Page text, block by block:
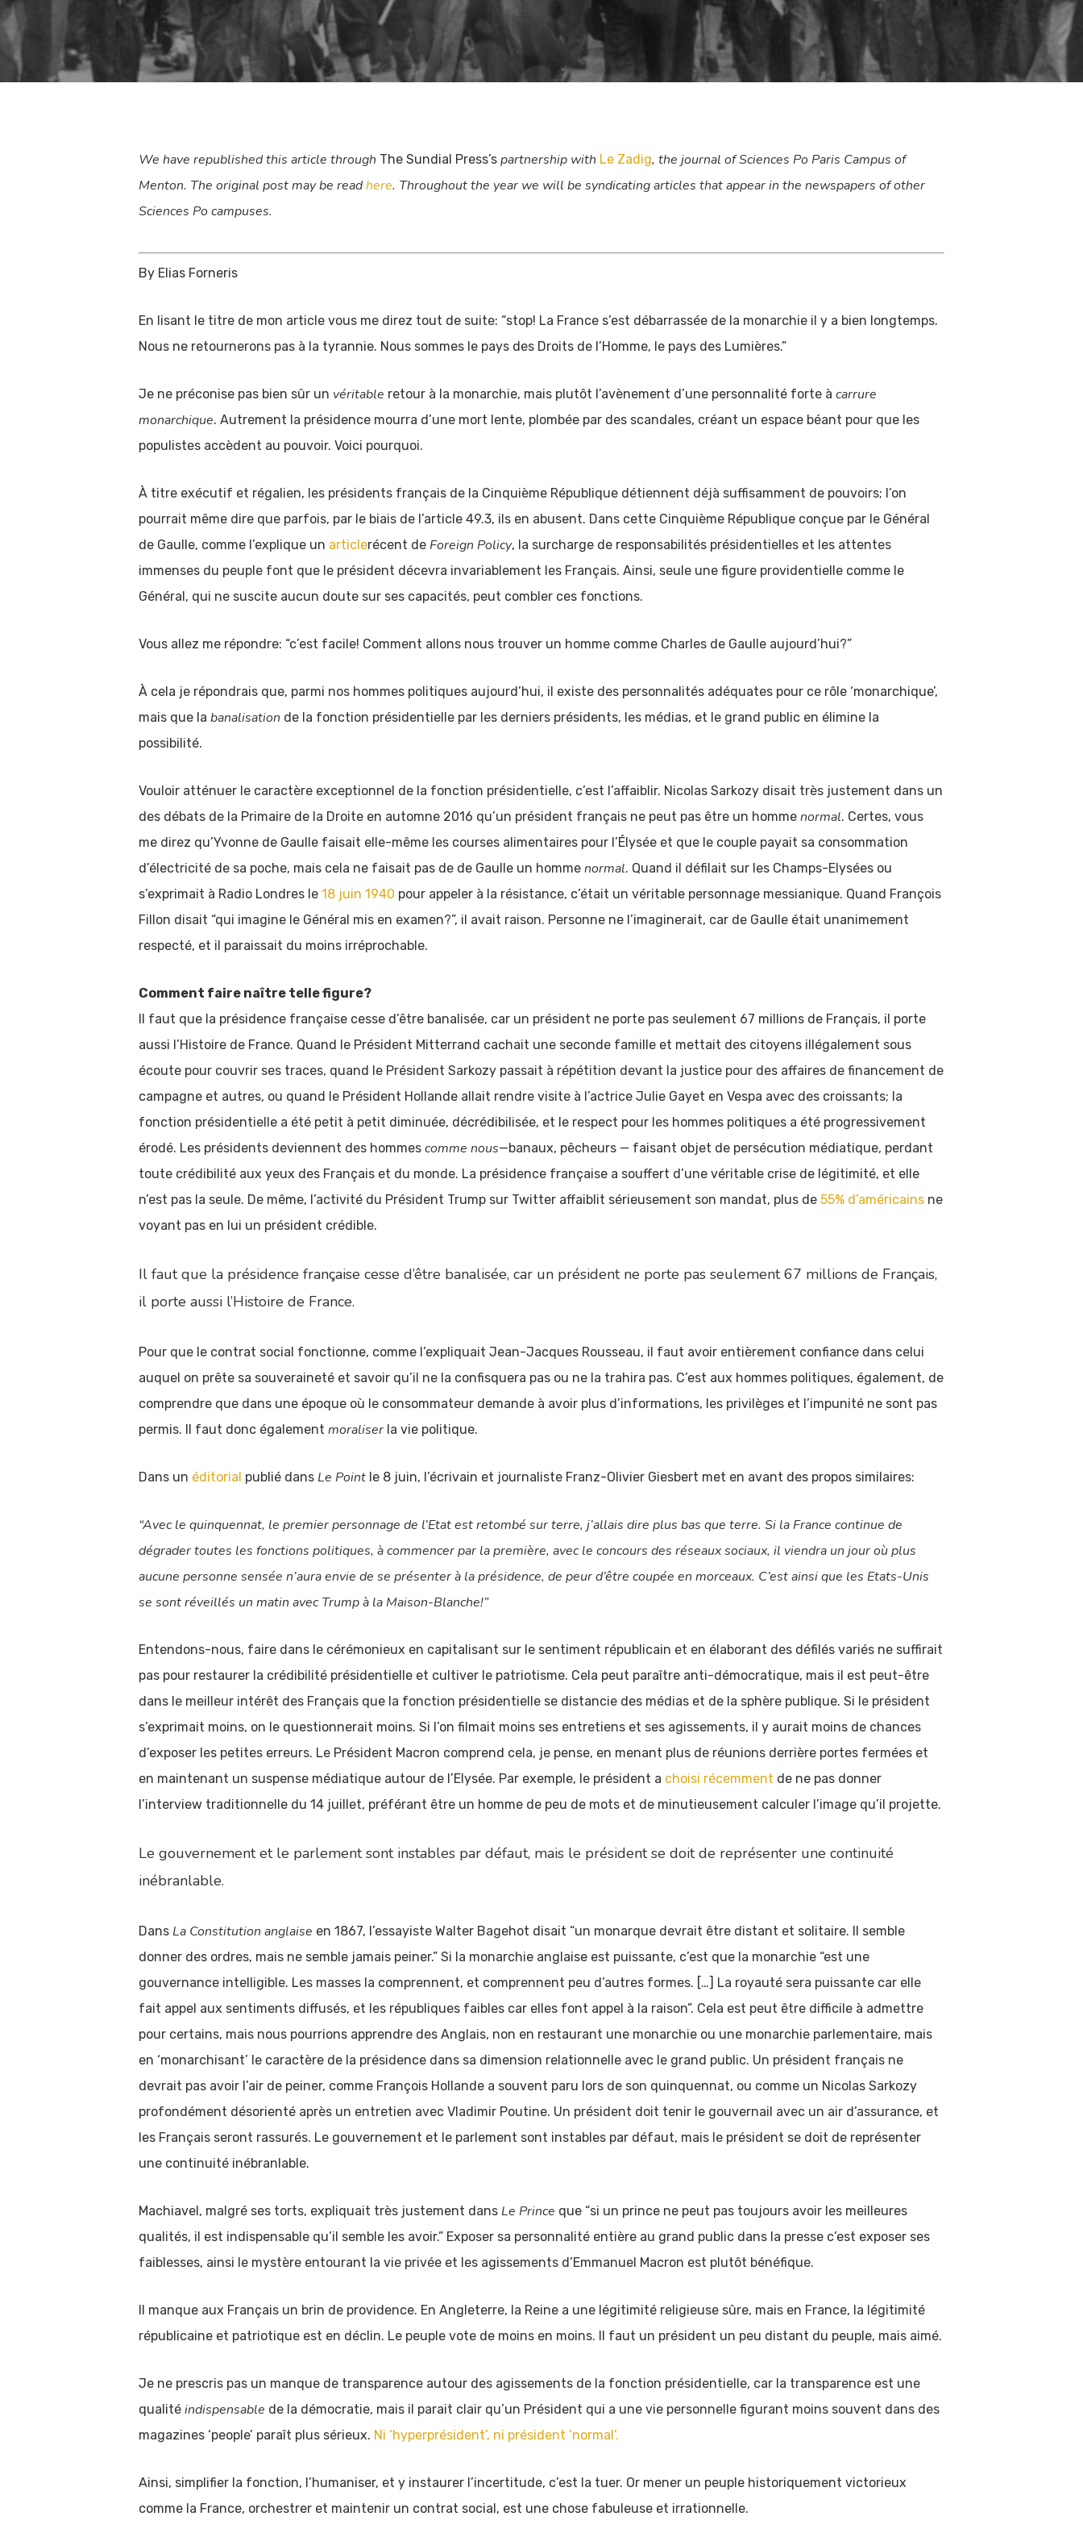
We have republished this article through The Sundial Press’s partnership with Le Zadig, the journal of Sciences Po Paris Campus of
Menton. The original post may be readhere. Throughout the year we will be syndicating articles that appear in the newspapers of other
Sciences Po campuses.
By Elias Forneris
En lisant le titre de mon article vous me direz tout de suite: “stop! La France s’est débarrassée de la monarchie il y a bien longtemps.
Nous ne retournerons pas à la tyrannie. Nous sommes le pays des Droits de l’Homme, le pays des Lumières.”
Je ne préconise pas bien sûr un véritable retour à la monarchie, mais plutôt l’avènement d’une personnalité forte à carrure
monarchique. Autrement la présidence mourra d’une mort lente, plombée par des scandales, créant un espace béant pour que les
populistes accèdent au pouvoir. Voici pourquoi.
À titre exécutif et régalien, les présidents français de la Cinquième République détiennent déjà suffisamment de pouvoirs; l’on
pourrait même dire que parfois, par le biais de l’article 49.3, ils en abusent. Dans cette Cinquième République conçue par le Général
de Gaulle, comme l’explique un articlerécent de Foreign Policy, la surcharge de responsabilités présidentielles et les attentes
immenses du peuple font que le président décevra invariablement les Français. Ainsi, seule une figure providentielle comme le
Général, qui ne suscite aucun doute sur ses capacités, peut combler ces fonctions.
Vous allez me répondre: “c’est facile! Comment allons nous trouver un homme comme Charles de Gaulle aujourd’hui?”
À cela je répondrais que, parmi nos hommes politiques aujourd’hui, il existe des personnalités adéquates pour ce rôle ‘monarchique’,
mais que la banalisation de la fonction présidentielle par les derniers présidents, les médias, et le grand public en élimine la
possibilité.
Vouloir atténuer le caractère exceptionnel de la fonction présidentielle, c’est l’affaiblir. Nicolas Sarkozy disait très justement dans un
des débats de la Primaire de la Droite en automne 2016 qu’un président français ne peut pas être un homme normal. Certes, vous
me direz qu’Yvonne de Gaulle faisait elle-même les courses alimentaires pour l’Élysée et que le couple payait sa consommation
d’électricité de sa poche, mais cela ne faisait pas de de Gaulle un homme normal. Quand il défilait sur les Champs-Elysées ou
s’exprimait à Radio Londres le 18 juin 1940 pour appeler à la résistance, c’était un véritable personnage messianique. Quand François
Fillon disait “qui imagine le Général mis en examen?”, il avait raison. Personne ne l’imaginerait, car de Gaulle était unanimement
respecté, et il paraissait du moins irréprochable.
Comment faire naître telle figure?
Il faut que la présidence française cesse d’être banalisée, car un président ne porte pas seulement 67 millions de Français, il porte
aussi l’Histoire de France. Quand le Président Mitterrand cachait une seconde famille et mettait des citoyens illégalement sous
écoute pour couvrir ses traces, quand le Président Sarkozy passait à répétition devant la justice pour des affaires de financement de
campagne et autres, ou quand le Président Hollande allait rendre visite à l’actrice Julie Gayet en Vespa avec des croissants; la
fonction présidentielle a été petit à petit diminuée, décrédibilisée, et le respect pour les hommes politiques a été progressivement
érodé. Les présidents deviennent des hommes comme nous—banaux, pêcheurs — faisant objet de persécution médiatique, perdant
toute crédibilité aux yeux des Français et du monde. La présidence française a souffert d’une véritable crise de légitimité, et elle
n’est pas la seule. De même, l’activité du Président Trump sur Twitter affaiblit sérieusement son mandat, plus de 55% d’américains ne
voyant pas en lui un président crédible.
Il faut que la présidence française cesse d’être banalisée, car un président ne porte pas seulement 67 millions de Français,
il porte aussi l’Histoire de France.
Pour que le contrat social fonctionne, comme l’expliquait Jean-Jacques Rousseau, il faut avoir entièrement confiance dans celui
auquel on prête sa souveraineté et savoir qu’il ne la confisquera pas ou ne la trahira pas. C’est aux hommes politiques, également, de
comprendre que dans une époque où le consommateur demande à avoir plus d’informations, les privilèges et l’impunité ne sont pas
permis. Il faut donc également moraliser la vie politique.
Dans un éditorial publié dans Le Point le 8 juin, l’écrivain et journaliste Franz-Olivier Giesbert met en avant des propos similaires:
“Avec le quinquennat, le premier personnage de l’Etat est retombé sur terre, j’allais dire plus bas que terre. Si la France continue de
dégrader toutes les fonctions politiques, à commencer par la première, avec le concours des réseaux sociaux, il viendra un jour où plus
aucune personne sensée n’aura envie de se présenter à la présidence, de peur d’être coupée en morceaux. C’est ainsi que les Etats-Unis
se sont réveillés un matin avec Trump à la Maison-Blanche!”
Entendons-nous, faire dans le cérémonieux en capitalisant sur le sentiment républicain et en élaborant des défilés variés ne suffirait
pas pour restaurer la crédibilité présidentielle et cultiver le patriotisme. Cela peut paraître anti-démocratique, mais il est peut-être
dans le meilleur intérêt des Français que la fonction présidentielle se distancie des médias et de la sphère publique. Si le président
s’exprimait moins, on le questionnerait moins. Si l’on filmait moins ses entretiens et ses agissements, il y aurait moins de chances
d’exposer les petites erreurs. Le Président Macron comprend cela, je pense, en menant plus de réunions derrière portes fermées et
en maintenant un suspense médiatique autour de l’Elysée. Par exemple, le président a choisi récemment de ne pas donner
l’interview traditionnelle du 14 juillet, préférant être un homme de peu de mots et de minutieusement calculer l’image qu’il projette.
Le gouvernement et le parlement sont instables par défaut, mais le président se doit de représenter une continuité
inébranlable.
Dans La Constitution anglaise en 1867, l’essayiste Walter Bagehot disait “un monarque devrait être distant et solitaire. Il semble
donner des ordres, mais ne semble jamais peiner.” Si la monarchie anglaise est puissante, c’est que la monarchie “est une
gouvernance intelligible. Les masses la comprennent, et comprennent peu d’autres formes. […] La royauté sera puissante car elle
fait appel aux sentiments diffusés, et les républiques faibles car elles font appel à la raison”. Cela est peut être difficile à admettre
pour certains, mais nous pourrions apprendre des Anglais, non en restaurant une monarchie ou une monarchie parlementaire, mais
en ‘monarchisant’ le caractère de la présidence dans sa dimension relationnelle avec le grand public. Un président français ne
devrait pas avoir l’air de peiner, comme François Hollande a souvent paru lors de son quinquennat, ou comme un Nicolas Sarkozy
profondément désorienté après un entretien avec Vladimir Poutine. Un président doit tenir le gouvernail avec un air d’assurance, et
les Français seront rassurés. Le gouvernement et le parlement sont instables par défaut, mais le président se doit de représenter
une continuité inébranlable.
Machiavel, malgré ses torts, expliquait très justement dans Le Prince que “si un prince ne peut pas toujours avoir les meilleures
qualités, il est indispensable qu’il semble les avoir.” Exposer sa personnalité entière au grand public dans la presse c’est exposer ses
faiblesses, ainsi le mystère entourant la vie privée et les agissements d’Emmanuel Macron est plutôt bénéfique.
Il manque aux Français un brin de providence. En Angleterre, la Reine a une légitimité religieuse sûre, mais en France, la légitimité
républicaine et patriotique est en déclin. Le peuple vote de moins en moins. Il faut un président un peu distant du peuple, mais aimé.
Je ne prescris pas un manque de transparence autour des agissements de la fonction présidentielle, car la transparence est une
qualité indispensable de la démocratie, mais il parait clair qu’un Président qui a une vie personnelle figurant moins souvent dans des
magazines ‘people’ paraît plus sérieux. Ni ‘hyperprésident’, ni président ‘normal’.
Ainsi, simplifier la fonction, l’humaniser, et y instaurer l’incertitude, c’est la tuer. Or mener un peuple historiquement victorieux
comme la France, orchestrer et maintenir un contrat social, est une chose fabuleuse et irrationnelle.